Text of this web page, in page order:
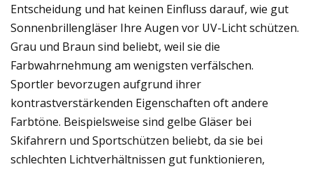
Entscheidung und hat keinen Einfluss darauf, wie gut
Sonnenbrillengläser Ihre Augen vor UV-Licht schützen.
Grau und Braun sind beliebt, weil sie die
Farbwahrnehmung am wenigsten verfälschen.
Sportler bevorzugen aufgrund ihrer
kontrastverstärkenden Eigenschaften oft andere
Farbtöne. Beispielsweise sind gelbe Gläser bei
Skifahrern und Sportschützen beliebt, da sie bei
schlechten Lichtverhältnissen gut funktionieren,